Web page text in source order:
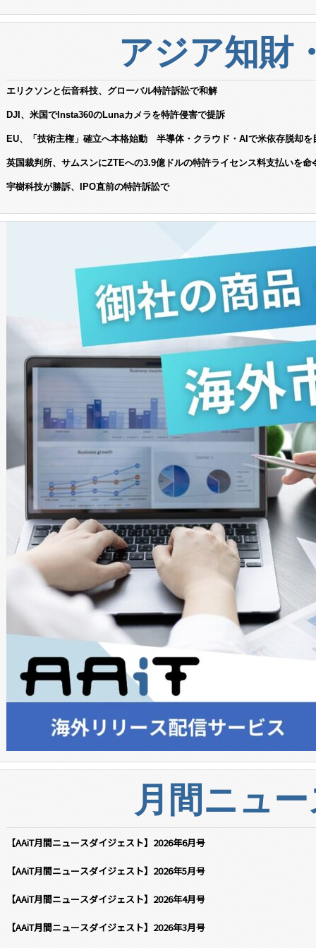
アジア知財
エリクソンと伝音科技、グローバル特許訴訟で和解
DJI、米国でInsta360のLunaカメラを特許侵害で提訴
EU、「技術主権」確立へ本格始動 半導体・クラウド・AIで米依存脱却を
英国裁判所、サムスンにZTEへの3.9億ドルの特許ライセンス料支払いを命
宇樹科技が勝訴、IPO直前の特許訴訟で
月間ニュ
【AAiT月間ニュースダイジェスト】2026年6月号
【AAiT月間ニュースダイジェスト】2026年5月号
【AAiT月間ニュースダイジェスト】2026年4月号
【AAiT月間ニュースダイジェスト】2026年3月号